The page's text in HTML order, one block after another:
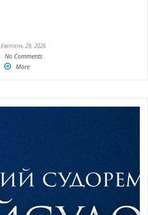
Квітень 29, 2026
No Comments
More